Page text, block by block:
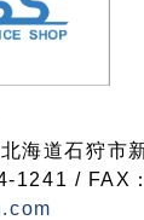
海道石狩市
1241 / FAX